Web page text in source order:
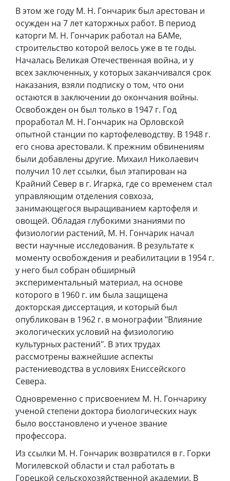
В этом же году М. Н. Гончарик был арестован и
осужден на 7 лет каторжных работ. В период
каторги М. Н. Гончарик работал на БАМе,
строительство которой велось уже в те годы.
Началась Великая Отечественная война, и у
всех заключенных, у которых заканчивался срок
наказания, взяли подписку о том, что они
остаются в заключении до окончания войны.
Освобожден он был только в 1947 г. Год
проработал М. Н. Гончарик на Орловской
опытной станции по картофелеводству. В 1948 г.
его снова арестовали. К прежним обвинениям
были добавлены другие. Михаил Николаевич
получил 10 лет ссылки, был этапирован на
Крайний Север в г. Игарка, где со временем стал
управляющим отделения совхоза,
занимающегося выращиванием картофеля и
овощей. Обладая глубокими знаниями по
физиологии растений, М. Н. Гончарик начал
вести научные исследования. В результате к
моменту освобождения и реабилитации в 1954 г.
у него был собран обширный
экспериментальный материал, на основе
которого в 1960 г. им была защищена
докторская диссертация, и который был
опубликован в 1962 г. в монографии "Влияние
экологических условий на физиологию
культурных растений". В этих трудах
рассмотрены важнейшие аспекты
растениеводства в условиях Ениссейского
Севера.
Одновременно с присвоением М. Н. Гончарику
ученой степени доктора биологических наук
было восстановлено и ученое звание
профессора.
Из ссылки М. Н. Гончарик возвратился в г. Горки
Могилевской области и стал работать в
Горецкой сельскохозяйственной академии. В